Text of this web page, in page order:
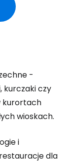
-
kurczaki czy
kurortach
wioskach.
i
dla